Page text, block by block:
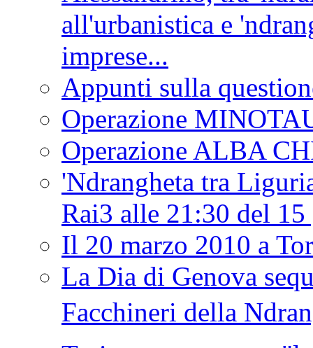
all'urbanistica e
imprese...
Appunti sulla
Operazione
Operazione ALBA
'Ndrangheta tra
Rai3 alle 21:30 del
Il 20 marzo 2010 a
La Dia di Genova
Facchineri della